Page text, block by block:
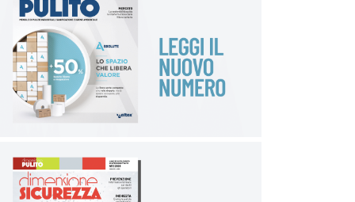
Focus Team.
afidamp associazione
comitato direttivo